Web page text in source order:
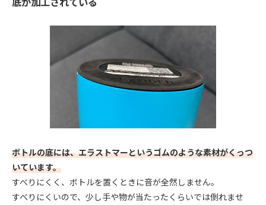
ボトルの底には、エラストマーというゴムのような素材がくっつ
いています。
すべりにくく、ボトルを置くときに音が全然しません。
すべりにくいので、少し手や物が当たったくらいでは倒れませ